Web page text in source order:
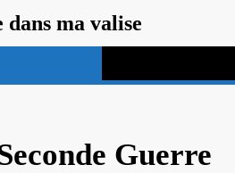
ma valise
Guerre